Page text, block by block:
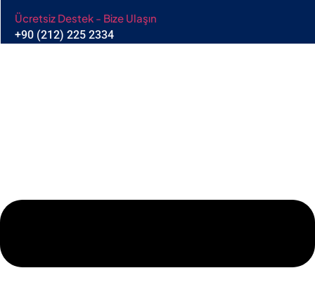
Ücretsiz Destek - Bize Ulaşın
+90 (212) 225 2334